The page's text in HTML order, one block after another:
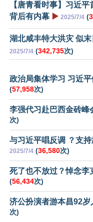
【唐青看时事】习近
背后有内幕 ▶️ 2025/7/4 (
湖北咸丰特大洪灾 似
2025/7/4 (342,735次)
政治局集体学习 习近
(57,958次)
李强代习赴巴西金砖峰
次)
与习近平唱反调 ？支
2025/7/4 (36,580次)
死了也不放过？悼念李
(56,434次)
济公扮演者游本昌92岁
次)